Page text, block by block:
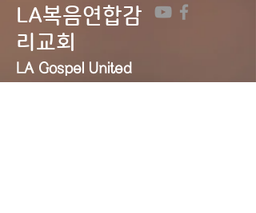
LA복음연합감
리교회
LA Gospel United